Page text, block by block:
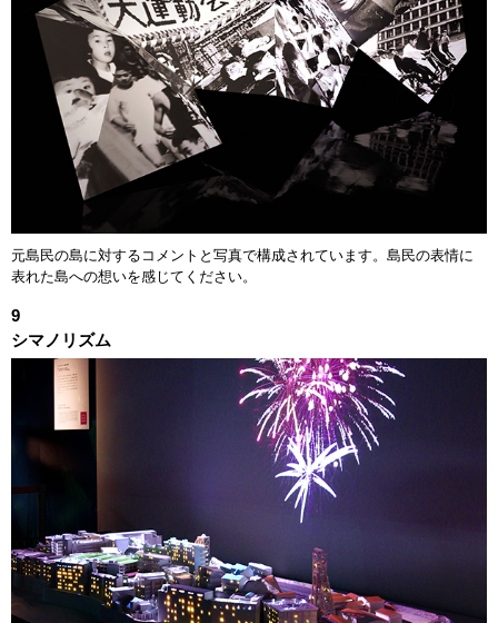
元島民の島に対するコメントと写真で構成されています。島民の表情に
表れた島への想いを感じてください。
9
シマノリズム